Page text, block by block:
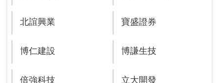
北誼興業 寶盛證券
博仁建設 博謙生技
倍強科技 立大開發